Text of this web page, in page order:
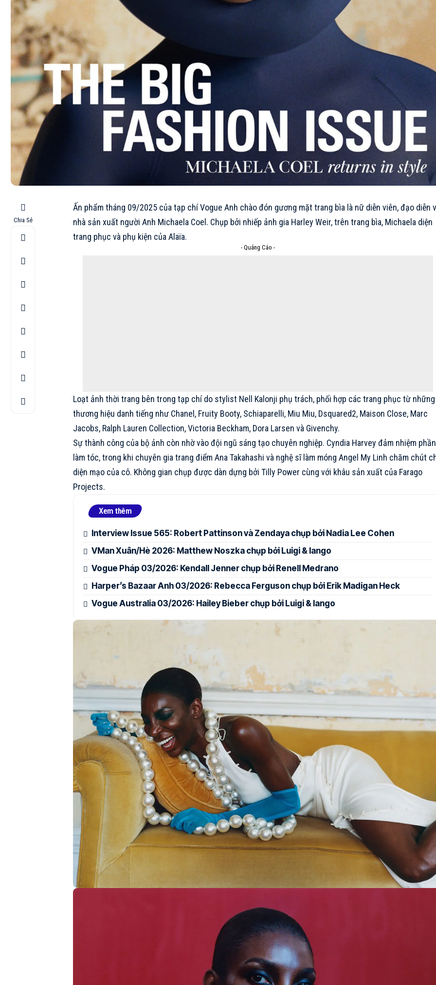
Chia Sẻ
Ấn phẩm tháng 09/2025 của tạp chí Vogue Anh chào đón gương mặt trang bìa là nữ diễn viên, đạo diễn
nhà sản xuất người Anh Michaela Coel . Chụp bởi nhiếp ảnh gia Harley Weir, trên trang bìa, Michaela diện
trang phục và phụ kiện củaAlaïa.
- Quảng Cáo -
Loạt ảnh thời trang bên trong tạp chí do stylist Nell Kalonji phụ trách, phối hợp các trang phục từ những
thương hiệu danh tiếng như Chanel , Fruity Booty, Schiaparelli, Miu Miu, Dsquared2, Maison Close, Marc
Jacobs, Ralph Lauren Collection,Victoria Beckham, Dora Larsen và Givenchy.
Sự thành công của bộ ảnh còn nhờ vào đội ngũ sáng tạo chuyên nghiệp. Cyndia Harvey đảm nhiệm phần
làm tóc, trong khi chuyên gia trang điểm Ana Takahashi và nghệ sĩ làm móng Angel My Linh chăm chút
diện mạo của cô. Không gian chụp được dàn dựng bởi Tilly Power cùng với khâu sản xuất của Farago
Projects.
Xem thêm
Interview Issue 565: Robert Pattinson và Zendaya chụp bởi Nadia Lee Cohen
VMan Xuân/Hè 2026: Matthew Noszka chụp bởi Luigi & Iango
Vogue Pháp 03/2026: Kendall Jenner chụp bởi Renell Medrano
Harper’s Bazaar Anh 03/2026: Rebecca Ferguson chụp bởi Erik Madigan Heck
Vogue Australia 03/2026: Hailey Bieber chụp bởi Luigi & Iango